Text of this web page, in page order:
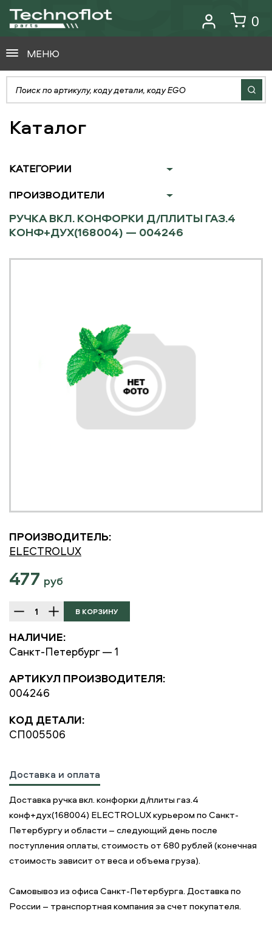
0
МЕНЮ
Каталог
КАТЕГОРИИ
ПРОИЗВОДИТЕЛИ
РУЧКА ВКЛ. КОНФОРКИ Д/ПЛИТЫ ГАЗ.4
КОНФ+ДУХ(168004) — 004246
ПРОИЗВОДИТЕЛЬ:
ELECTROLUX
477 руб
НАЛИЧИЕ:
Санкт-Петербург — 1
АРТИКУЛ ПРОИЗВОДИТЕЛЯ:
004246
КОД ДЕТАЛИ:
СП005506
Доставка и оплата
Доставка ручка вкл. конфорки д/плиты газ.4
конф+дух(168004) ELECTROLUX курьером по Санкт-
Петербургу и области – следующий день после
поступления оплаты, стоимость от 680 рублей (конечная
стоимость зависит от веса и объема груза).
Самовывоз из офиса Санкт-Петербурга. Доставка по
России – транспортная компания за счет покупателя.